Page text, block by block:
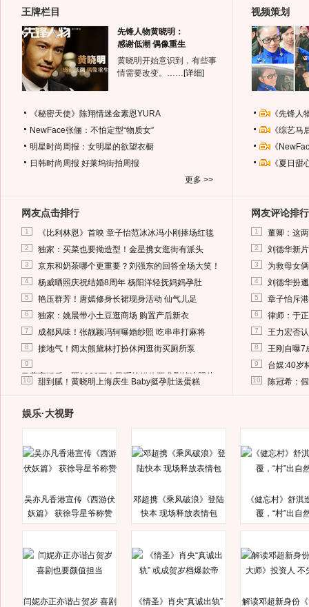
王牌栏目
先锋人物黄晓明：
感谢低潮 偶像重生
黄晓明开始意识到，有些事
情需要改变。…… [详细]
《秘密天使》陈翔情迷金素恩YURA
NewFace张俪：不怕定型“物质女”
明星时尚周报：女明星的欲望衣橱
日韩时尚周报 好莱坞街拍周报
更多 >>
视频策划
《先锋
《综艺
《
《夏日
网友点击排行
1 《比利林恩》首映 章子怡范冰冰冯小刚捧场红毯
2 独家：买菜也要拗造型！金星携女逛街有派头
3 京东和奶茶哪个更重要？刘强东的回答全场大笑！
4 杨威晒照庆祝结婚8周年 杨阳洋轻抚妈妈孕肚
5 艳压群芳！唐嫣修身长裙现身活动 仙气儿足
6 独家：姚晨带小土豆逛商场 购置产后新衣
7 成都风味！张靓颖冯轲曝婚纱照 吃串串打麻将
8 接地气！阔太熊黛林打扮休闲逛街买厕所泵
9
马蓉离婚后，砸1000万人民币给媒体要求删掉这照片
10 甜到腻！黄晓明上海庆生 Baby挺孕肚送蛋糕
网友评论排行
1 董卿：这
2 刘德华新
3 为救母女
4 刘德华扮
5 章子怡斥
6 律师：于
7 王力宏否
8 王刚自曝7
9 台媒:40岁
10 陈冠希：
娱乐·大视野
吴亦凡香港宣传《西游伏
妖篇》 获徐导星爷称赞
邓超携《乘风破浪》登陆
快本 现场释放表情包
《健忘村》舒淇
覆，“村”出自
闫妮亦正亦谐占贺岁 喜剧
《情圣》肖央“真诚出轨”
解读邓超新身份